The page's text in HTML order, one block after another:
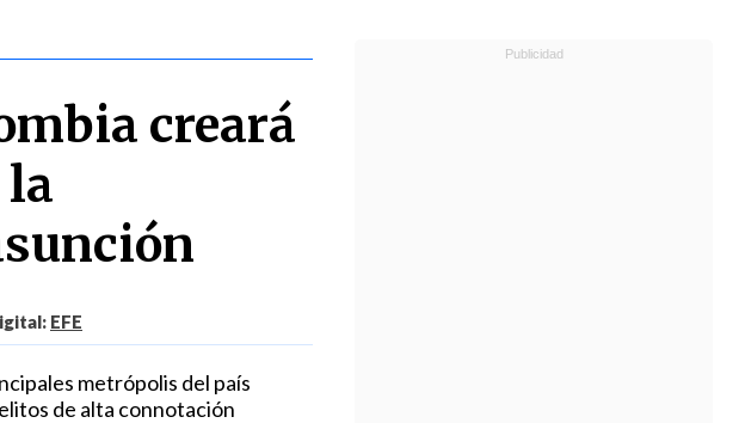
creará
la
EFE
metrópolis del país
de alta connotación